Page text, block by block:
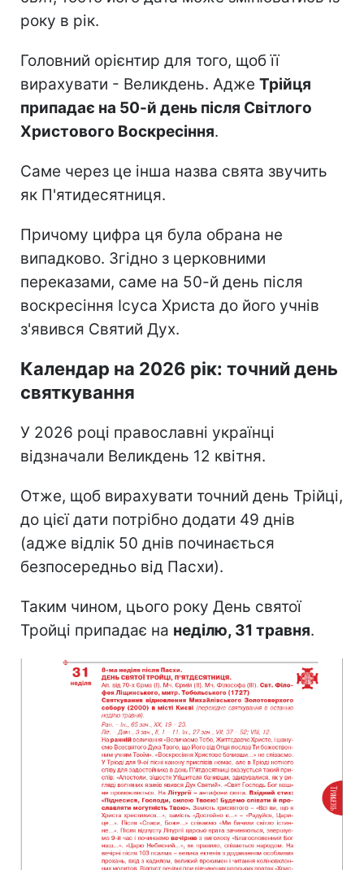
року в рік.
Головний орієнтир для того, щоб її
вирахувати - Великдень. Адже Трійця
припадає на 50-й день після Світлого
Христового Воскресіння.
Саме через це інша назва свята звучить
як П'ятидесятниця.
Причому цифра ця була обрана не
випадково. Згідно з церковними
переказами, саме на 50-й день після
воскресіння Ісуса Христа до його учнів
з'явився Святий Дух.
Календар на 2026 рік: точний день
святкування
У 2026 році православні українці
відзначали Великдень 12 квітня.
Отже, щоб вирахувати точний день Трійці,
до цієї дати потрібно додати 49 днів
(адже відлік 50 днів починається
безпосередньо від Пасхи).
Таким чином, цього року День святої
Тройці припадає на неділю, 31 травня.